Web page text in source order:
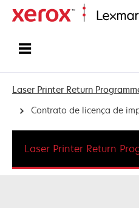
Laser Printer Return
Contrato de licença de
Laser Printer Return